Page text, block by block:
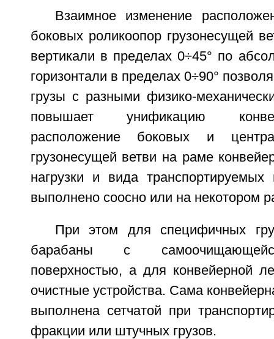
Взаимное изменение
боковых роликоопор грузонесущей
вертикали в пределах 0÷45° по
горизонтали в пределах 0÷90°
грузы с разными физико-
повышает унификацию
расположение боковых и
грузонесущей ветви на раме
нагрузки и вида
выполнено соосно или на некотором
При этом для специфичных
барабаны с
поверхностью, а для конвейерной
очистные устройства. Сама
выполнена сетчатой при
фракции или штучных грузов.